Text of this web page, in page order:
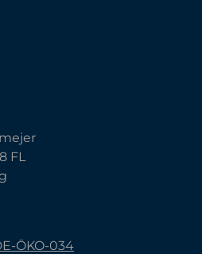
FL
ÖKO-034